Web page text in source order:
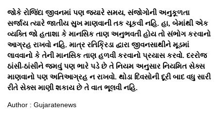
જોકે રોજિંદા જીવનમાં પણ જ્યારે સમય, સંજોગોની અનુકૂળતા
સર્જાય ત્યારે જાતીય સુખ માણવાની તક ચૂકવી નહિ. હા, બેમાંથી એક
વ્યક્તિ જો હતાશા કે માનસિક તાણ અનુભવતી હોય તો સંભોગ કરવાનો
આગ્રહ રાખવો નહિ. માત્ર રતિક્રિડા દ્વારા જીવનસાથીને મૂડમાં
લાવવાનો કે તેની માનસિક તાણ હળવી કરવાનો પ્રયાસ કરવો. દરરોજ
ઠાંસી-ઠાંસીને જમવું પણ ભારે પડે છે તે નિયમ અનુસાર નિયમિત સેક્સ
માણવાનો પણ અતિઆગ્રહ ન રાખવો. થોડા દિવસોની દૂરી બાદ વધુ સારી
રીતે સેક્સ માણી શકાય છે તે વાત ભૂલવી નહિ.
Author : Gujaratenews